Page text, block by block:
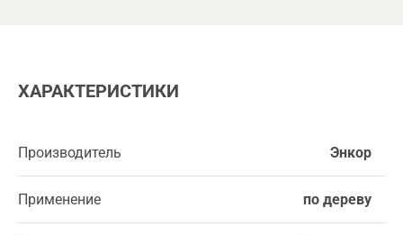
ХАРАКТЕРИСТИКИ
Производитель Энкор
Применение по дереву